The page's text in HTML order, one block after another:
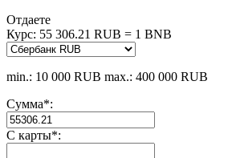
Отдаете
Курс: 55 306.21 RUB = 1 BNB
min.: 10 000 RUB max.: 400 000 RUB
Сумма*:
С карты*: